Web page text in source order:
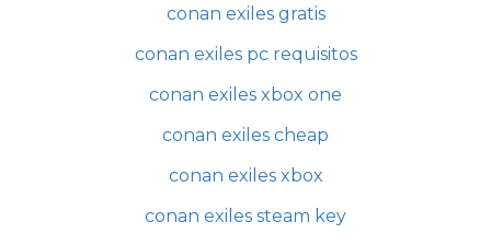
conan exiles gratis
conan exiles pc requisitos
conan exiles xbox one
conan exiles cheap
conan exiles xbox
conan exiles steam key